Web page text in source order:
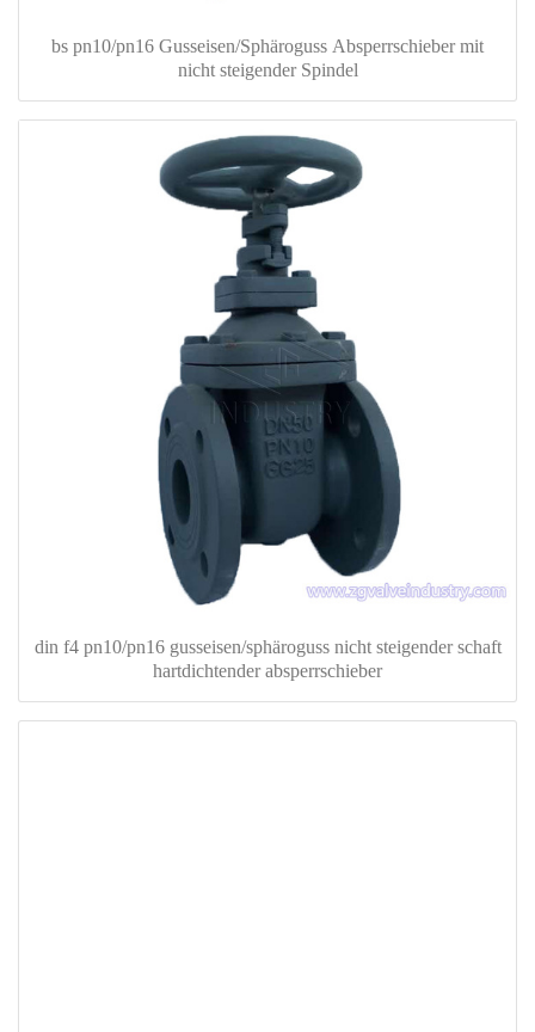
bs pn10/pn16 Gusseisen/Sphäroguss Absperrschieber mit
nicht steigender Spindel
din f4 pn10/pn16 gusseisen/sphäroguss nicht steigender schaft
hartdichtender absperrschieber